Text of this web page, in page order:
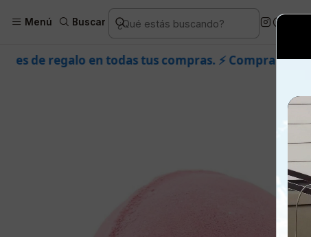
Menú Buscar
Dermik
tus compras. ⚡ Compra rápido y aprovecha. 💙